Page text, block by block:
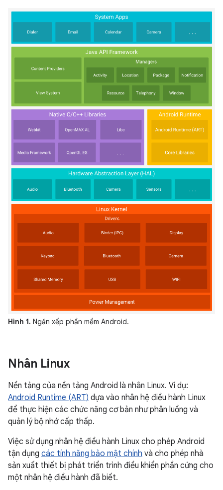
Hình 1. Ngăn xếp phần mềm Android.
Nhân Linux
Nền tảng của nền tảng Android là nhân Linux. Ví dụ:
Android Runtime (ART) dựa vào nhân hệ điều hành Linux
để thực hiện các chức năng cơ bản như phân luồng và
quản lý bộ nhớ cấp thấp.
Việc sử dụng nhân hệ điều hành Linux cho phép Android
tận dụng các tính năng bảo mật chính và cho phép nhà
sản xuất thiết bị phát triển trình điều khiển phần cứng cho
một nhân hệ điều hành đã biết.